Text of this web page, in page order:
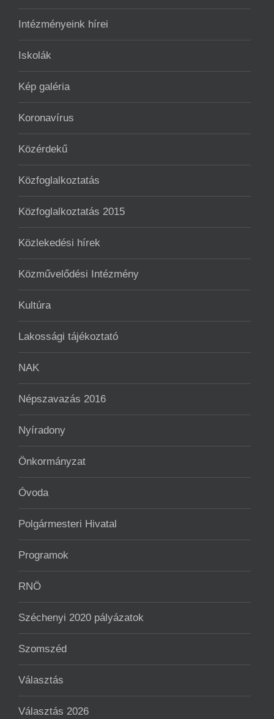
Intézményeink hírei
Iskolák
Kép galéria
Koronavírus
Közérdekű
Közfoglalkoztatás
Közfoglalkoztatás 2015
Közlekedési hírek
Közművelődési Intézmény
Kultúra
Lakossági tájékoztató
NAK
Népszavazás 2016
Nyíradony
Önkormányzat
Óvoda
Polgármesteri Hivatal
Programok
RNÖ
Széchenyi 2020 pályázatok
Szomszéd
Választás
Választás 2026